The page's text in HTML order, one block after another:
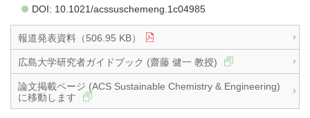
DOI: 10.1021/acssuschemeng.1c04985
報道発表資料（506.95 KB）
広島大学研究者ガイドブック (齋藤 健一 教授)
論文掲載ページ (ACS Sustainable Chemistry & Engineering)
に移動します